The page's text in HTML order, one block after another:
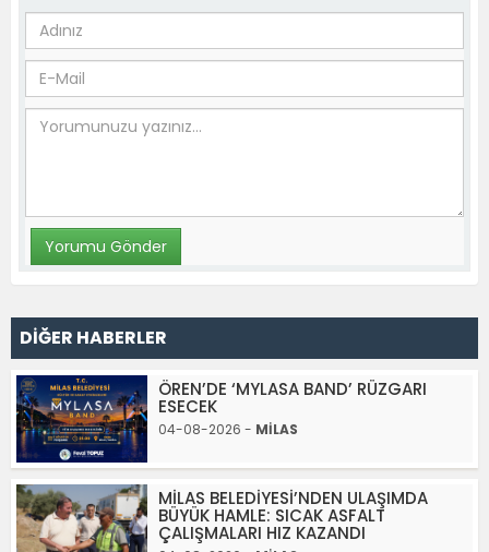
DİĞER HABERLER
ÖREN’DE ‘MYLASA BAND’ RÜZGARI
ESECEK
04-08-2026 - MİLAS
MİLAS BELEDİYESİ’NDEN ULAŞIMDA
BÜYÜK HAMLE: SICAK ASFALT
ÇALIŞMALARI HIZ KAZANDI